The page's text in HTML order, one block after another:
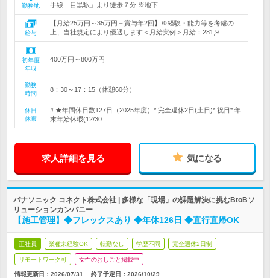
勤務地
手線「目黒駅」より徒歩７分 ※地下…
給与
【月給25万円～35万円＋賞与年2回】※経験・能力等を考慮の
上、当社規定により優遇します＜月給実例＞月給：281,9…
初年度
年収
400万円～800万円
勤務
時間
8：30～17：15（休憩60分）
休日
休暇
# ★年間休日数127日（2025年度）* 完全週休2日(土日)* 祝日* 年
末年始休暇(12/30…
求人詳細を見る 気になる
パナソニック コネクト株式会社 | 多様な「現場」の課題解決に挑むBtoBソ
リューションカンパニー
【施工管理】◆フレックスあり ◆年休126日 ◆直行直帰OK
正社員 業種未経験OK 転勤なし 学歴不問 完全週休2日制
リモートワーク可 女性のおしごと掲載中
情報更新日：2026/07/31 終了予定日： 2026/10/29